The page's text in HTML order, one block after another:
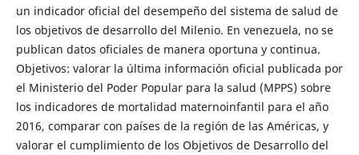
un indicador oficial del desempeño del sistema de salud de
los objetivos de desarrollo del Milenio. En venezuela, no se
publican datos oficiales de manera oportuna y continua.
Objetivos: valorar la última información oficial publicada por
el Ministerio del Poder Popular para la salud (MPPS) sobre
los indicadores de mortalidad maternoinfantil para el año
2016, comparar con países de la región de las Américas, y
valorar el cumplimiento de los Objetivos de Desarrollo del